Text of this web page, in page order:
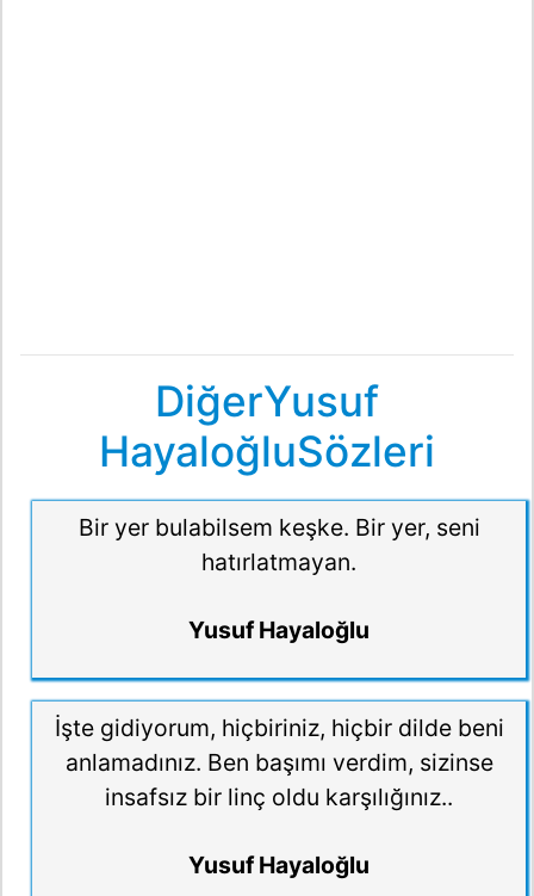
DiğerYusuf
HayaloğluSözleri
Bir yer bulabilsem keşke. Bir yer, seni
hatırlatmayan.
Yusuf Hayaloğlu
İşte gidiyorum, hiçbiriniz, hiçbir dilde beni
anlamadınız. Ben başımı verdim, sizinse
insafsız bir linç oldu karşılığınız..
Yusuf Hayaloğlu